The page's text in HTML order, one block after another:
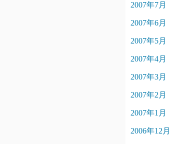
2007年7月
2007年6月
2007年5月
2007年4月
2007年3月
2007年2月
2007年1月
2006年12月